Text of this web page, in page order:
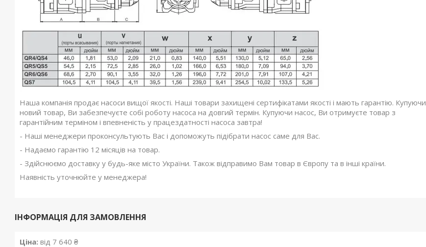
Наша компанія продає насоси вищої якості. Наші товари захищені сертифікатами якості і мають гарантію. Купуючи
новий товар, Ви забезпечуєте собі роботу насоса на довгий термін. Купуючи насос, Ви отримуєте товар з
гарантійним терміном і впевненість у працездатності насоса завтра!
- Наші менеджери проконсультують Вас і допоможуть підібрати насос саме для Вас.
- Надаємо гарантію 12 місяців на товар.
- Здійснюємо доставку у будь-яке місто України. Також відправимо Вам товар в Європу та в інші країни.
Наявність уточнюйте у менеджера!
ІНФОРМАЦІЯ ДЛЯ ЗАМОВЛЕННЯ
Ціна: від 7 640 ₴